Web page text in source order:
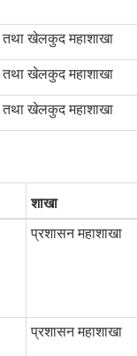
तथा खेलकुद महाशाखा
तथा खेलकुद महाशाखा
तथा खेलकुद महाशाखा
शाखा
प्रशासन महाशाखा
प्रशासन महाशाखा